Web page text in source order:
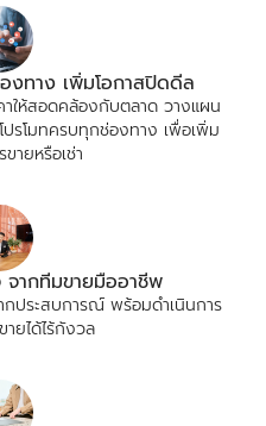
งทาง เพิ่มโอกาสปิดดีล
ให้สอดคล้องกับตลาด วางแผน
รโมทครบทุกช่องทาง เพื่อเพิ่ม
ายหรือเช่า
จากทีมขายมืออาชีพ
ประสบการณ์ พร้อมดำเนินการ
ายได้ไร้กังวล